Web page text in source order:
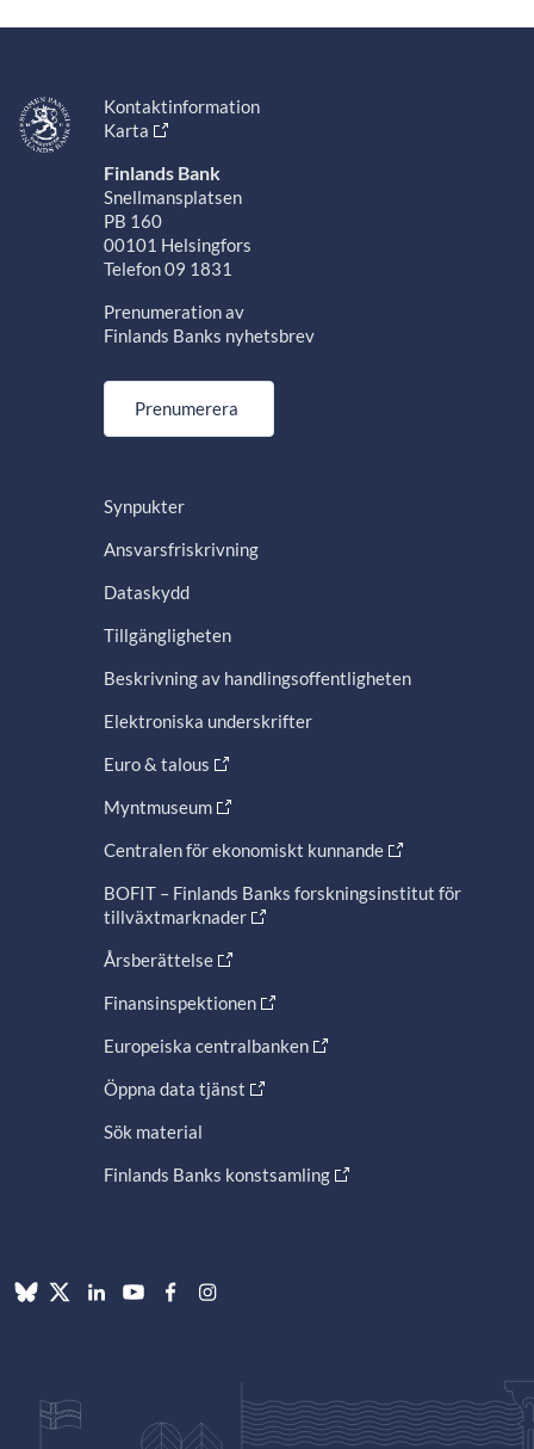
Kontaktinformation
Karta
Finlands Bank
Snellmansplatsen
PB 160
00101 Helsingfors
Telefon 09 1831
Prenumeration av
Finlands Banks nyhetsbrev
Prenumerera
Synpukter
Ansvarsfriskrivning
Dataskydd
Tillgängligheten
Beskrivning av handlingsoffentligheten
Elektroniska underskrifter
Euro & talous
Myntmuseum
Centralen för ekonomiskt kunnande
BOFIT – Finlands Banks forskningsinstitut för
tillväxtmarknader
Årsberättelse
Finansinspektionen
Europeiska centralbanken
Öppna data tjänst
Sök material
Finlands Banks konstsamling